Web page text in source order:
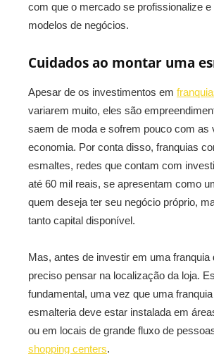
com que o mercado se profissionalize e
modelos de negócios.
Cuidados ao montar uma
Apesar de os investimentos em
variarem muito, eles são
saem de moda e sofrem pouco com as
economia. Por conta disso, franquias
esmaltes, redes que contam com
até 60 mil reais, se apresentam como
quem deseja ter seu negócio próprio,
tanto capital disponível.
Mas, antes de investir em uma franquia
preciso pensar na localização da loja.
fundamental, uma vez que uma
esmalteria deve estar instalada em
ou em locais de grande fluxo de
shopping centers.